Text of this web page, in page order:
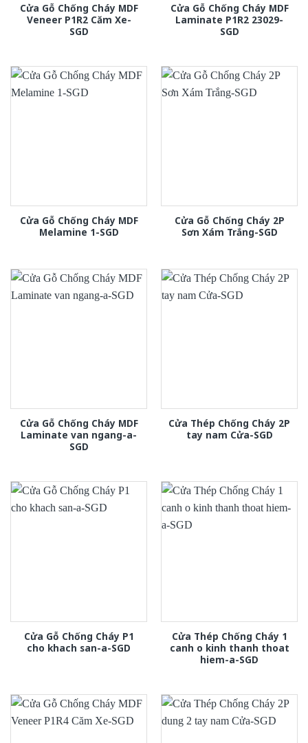
Cửa Gỗ Chống Cháy MDF
Veneer P1R2 Căm Xe-
SGD
Cửa Gỗ Chống Cháy MDF
Laminate P1R2 23029-
SGD
Cửa Gỗ Chống Cháy MDF
Melamine 1-SGD
Cửa Gỗ Chống Cháy 2P
Sơn Xám Trắng-SGD
Cửa Gỗ Chống Cháy MDF
Laminate van ngang-a-
SGD
Cửa Thép Chống Cháy 2P
tay nam Cửa-SGD
Cửa Gỗ Chống Cháy P1
cho khach san-a-SGD
Cửa Thép Chống Cháy 1
canh o kinh thanh thoat
hiem-a-SGD